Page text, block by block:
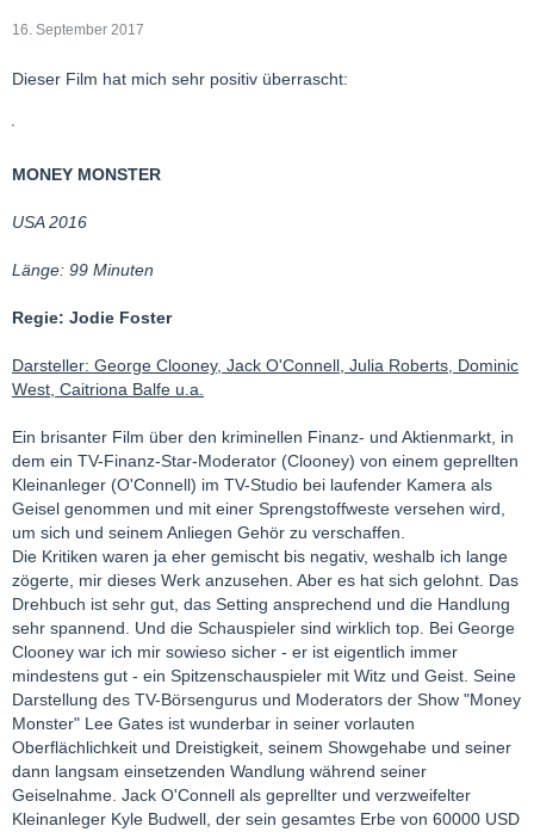
16. September 2017
Dieser Film hat mich sehr positiv überrascht:
MONEY MONSTER
USA 2016
Länge: 99 Minuten
Regie: Jodie Foster
Darsteller: George Clooney, Jack O'Connell, Julia Roberts, Dominic
West, Caitriona Balfe u.a.
Ein brisanter Film über den kriminellen Finanz- und Aktienmarkt, in
dem ein TV-Finanz-Star-Moderator (Clooney) von einem geprellten
Kleinanleger (O'Connell) im TV-Studio bei laufender Kamera als
Geisel genommen und mit einer Sprengstoffweste versehen wird,
um sich und seinem Anliegen Gehör zu verschaffen.
Die Kritiken waren ja eher gemischt bis negativ, weshalb ich lange
zögerte, mir dieses Werk anzusehen. Aber es hat sich gelohnt. Das
Drehbuch ist sehr gut, das Setting ansprechend und die Handlung
sehr spannend. Und die Schauspieler sind wirklich top. Bei George
Clooney war ich mir sowieso sicher - er ist eigentlich immer
mindestens gut - ein Spitzenschauspieler mit Witz und Geist. Seine
Darstellung des TV-Börsengurus und Moderators der Show "Money
Monster" Lee Gates ist wunderbar in seiner vorlauten
Oberflächlichkeit und Dreistigkeit, seinem Showgehabe und seiner
dann langsam einsetzenden Wandlung während seiner
Geiselnahme. Jack O'Connell als geprellter und verzweifelter
Kleinanleger Kyle Budwell, der sein gesamtes Erbe von 60000 USD